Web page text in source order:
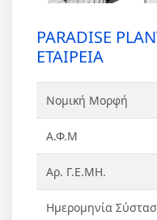
PARADISE
ΕΤΑΙΡΕΙΑ
Νομική Μορφή
Α.Φ.Μ
Αρ. Γ.Ε.ΜΗ.
Ημερομηνία